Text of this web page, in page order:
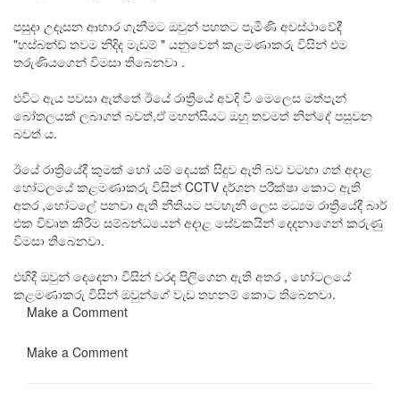
පසුදා උදෑසන ආහාර ගැනීමට ඔවුන් පහතට පැමිණි අවස්ථාවේදී
"හස්බන්ඩ් තවම නිදිද මැඩම් " යනුවෙන් කළමණාකරු විසින් එම
තරුණියගෙන් විමසා තිබෙනවා .
එවිට ඇය පවසා ඇත්තේ ඊයේ රාත්‍රියේ අවදි වී මෙලෙස මත්පැන්
බෝතලයක් ලබාගත් බවත්,ඒ මහන්සියට ඔහු තවමත් නින්දේ පසුවන
බවත් ය.
ඊයේ රාත්‍රියේදී කුමක් හෝ යම් දෙයක් සිදුව ඇති බව වටහා ගත් අදාළ
හෝටලයේ කළමණාකරු විසින් CCTV දර්ශන පරීක්ෂා කොට ඇති
අතර ,හෝටලේ පනවා ඇති නීතියට පටහැනි ලෙස මධ්‍යම රාත්‍රියේදී බාර්
එක විවෘත කිරීම සම්බන්ධයෙන් අදාළ සේවකයින් දෙදනාගෙන් කරුණු
විමසා තිබෙනවා.
එහිදී ඔවුන් දෙදෙනා විසින් වරද පිලිගෙන ඇති අතර , හෝටලයේ
කළමණාකරු විසින් ඔවුන්ගේ වැඩ තහනම් කොට තිබෙනවා.
Make a Comment
Make a Comment